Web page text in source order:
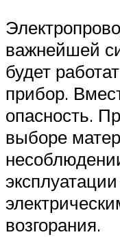
важнейшей
будет
прибор.
опасность.
выборе
возгорания.